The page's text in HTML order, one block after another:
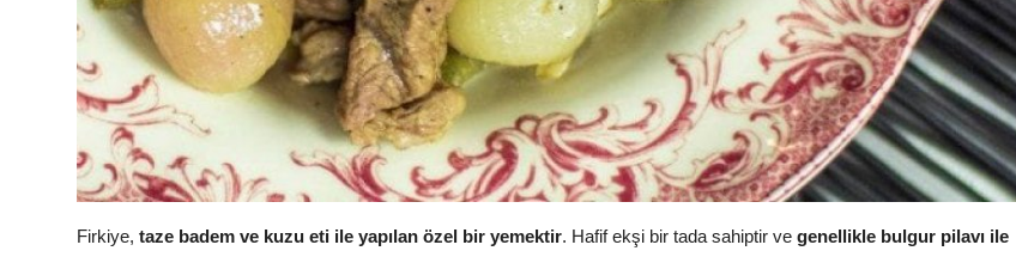
Firkiye, taze badem ve kuzu eti ile yapılan özel bir yemektir. Hafif ekşi bir tada sahiptir ve genellikle bulgur pilavı ile